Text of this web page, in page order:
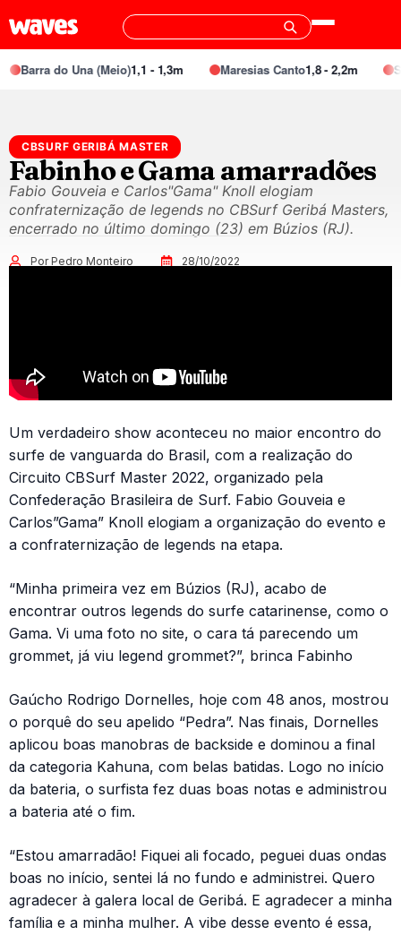
Barra do Una (Meio)1,1 - 1,3m Maresias Canto1,8 - 2,2m
CBSURF GERIBÁ MASTER
Fabinho e Gama amarradões
Fabio Gouveia e Carlos"Gama" Knoll elogiam
confraternização de legends no CBSurf Geribá Masters,
encerrado no último domingo (23) em Búzios (RJ).
Por Pedro Monteiro 28/10/2022
Um verdadeiro show aconteceu no maior encontro do
surfe de vanguarda do Brasil, com a realização do
Circuito CBSurf Master 2022, organizado pela
Confederação Brasileira de Surf. Fabio Gouveia e
Carlos”Gama” Knoll elogiam a organização do evento e
a confraternização de legends na etapa.
“Minha primeira vez em Búzios (RJ), acabo de
encontrar outros legends do surfe catarinense, como o
Gama. Vi uma foto no site, o cara tá parecendo um
grommet, já viu legend grommet?”, brinca Fabinho
Gaúcho Rodrigo Dornelles, hoje com 48 anos, mostrou
o porquê do seu apelido “Pedra”. Nas finais, Dornelles
aplicou boas manobras de backside e dominou a final
da categoria Kahuna, com belas batidas. Logo no início
da bateria, o surfista fez duas boas notas e administrou
a bateria até o fim.
“Estou amarradão! Fiquei ali focado, peguei duas ondas
boas no início, sentei lá no fundo e administrei. Quero
agradecer à galera local de Geribá. E agradecer a minha
família e a minha mulher. A vibe desse evento é essa,